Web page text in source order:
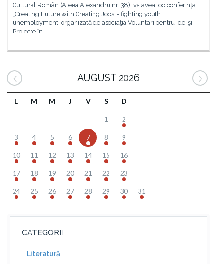
Cultural Român (Aleea Alexandru nr. 38), va avea loc conferinţa
„Creating Future with Creating Jobs“- fighting youth
unemployment, organizată de asociaţia Voluntari pentru Idei şi
Proiecte în
AUGUST 2026
L M M J V S D
1 2
3 4 5 6 7 8 9
10 11 12 13 14 15 16
17 18 19 20 21 22 23
24 25 26 27 28 29 30 31
CATEGORII
Literatură